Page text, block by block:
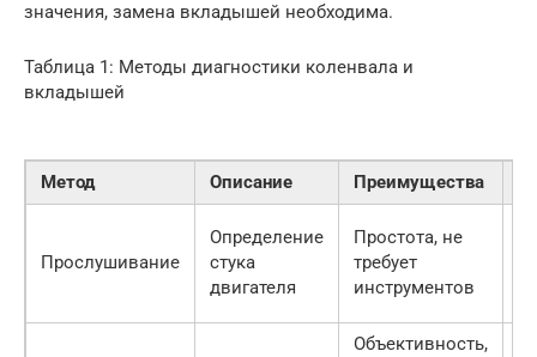
значения, замена вкладышей необходима.
Таблица 1: Методы диагностики коленвала и
вкладышей
Метод Описание Преимущества
Прослушивание
Определение
стука
двигателя
Простота, не
требует
инструментов
Объективность,